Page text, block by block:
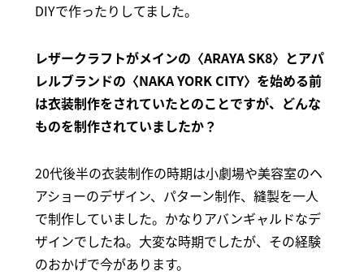
DIYで作ったりしてました。
レザークラフトがメインの〈ARAYA SK8〉とアパ
レルブランドの〈NAKA YORK CITY〉を始める前
は衣装制作をされていたとのことですが、どんな
ものを制作されていましたか？
20代後半の衣装制作の時期は小劇場や美容室のヘ
アショーのデザイン、パターン制作、縫製を一人
で制作していました。かなりアバンギャルドなデ
ザインでしたね。大変な時期でしたが、その経験
のおかげで今があります。